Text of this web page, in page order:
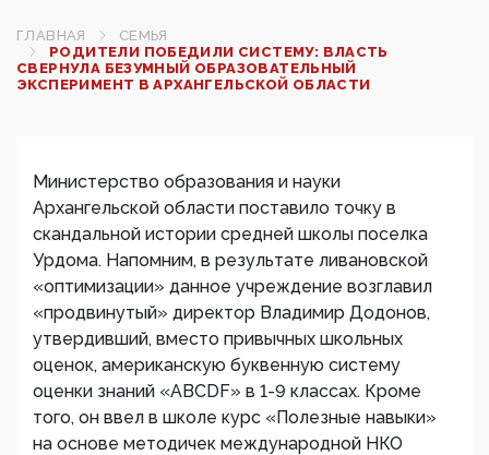
ГЛАВНАЯ
СЕМЬЯ
РОДИТЕЛИ ПОБЕДИЛИ СИСТЕМУ: ВЛАСТЬ
СВЕРНУЛА БЕЗУМНЫЙ ОБРАЗОВАТЕЛЬНЫЙ
ЭКСПЕРИМЕНТ В АРХАНГЕЛЬСКОЙ ОБЛАСТИ
Министерство образования и науки
Архангельской области поставило точку в
скандальной истории средней школы поселка
Урдома. Напомним, в результате ливановской
«оптимизации» данное учреждение возглавил
«продвинутый» директор Владимир Додонов,
утвердивший, вместо привычных школьных
оценок, американскую буквенную систему
оценки знаний «ABCDF» в 1-9 классах. Кроме
того, он ввел в школе курс «Полезные навыки»
на основе методичек международной НКО